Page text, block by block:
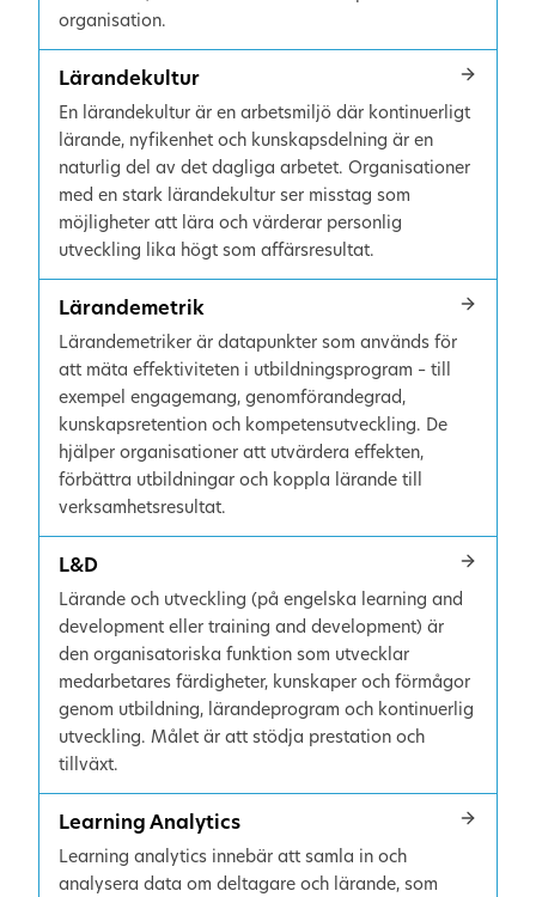
organisation.
Lärandekultur
En lärandekultur är en arbetsmiljö där kontinuerligt
lärande, nyfikenhet och kunskapsdelning är en
naturlig del av det dagliga arbetet. Organisationer
med en stark lärandekultur ser misstag som
möjligheter att lära och värderar personlig
utveckling lika högt som affärsresultat.
Lärandemetrik
Lärandemetriker är datapunkter som används för
att mäta effektiviteten i utbildningsprogram – till
exempel engagemang, genomförandegrad,
kunskapsretention och kompetensutveckling. De
hjälper organisationer att utvärdera effekten,
förbättra utbildningar och koppla lärande till
verksamhetsresultat.
L&D
Lärande och utveckling (på engelska learning and
development eller training and development) är
den organisatoriska funktion som utvecklar
medarbetares färdigheter, kunskaper och förmågor
genom utbildning, lärandeprogram och kontinuerlig
utveckling. Målet är att stödja prestation och
tillväxt.
Learning Analytics
Learning analytics innebär att samla in och
analysera data om deltagare och lärande, som